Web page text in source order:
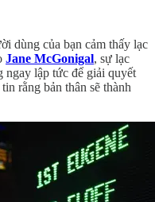
dùng của bạn cảm thấy lạc
Jane McGonigal, sự lạc
ngay lập tức để giải quyết
rằng bản thân sẽ thành